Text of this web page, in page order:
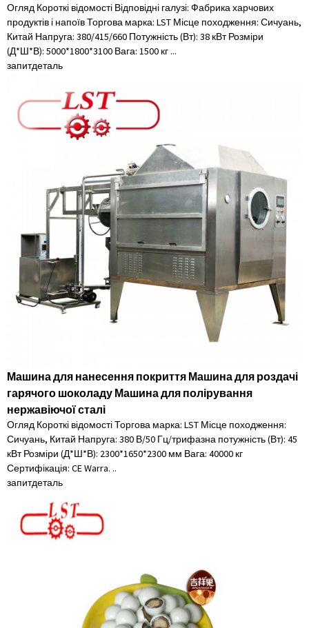
Огляд Короткі відомості Відповідні галузі: Фабрика харчових
продуктів і напоїв Торгова марка: LST Місце походження: Сичуань,
Китай Напруга: 380/415/660 Потужність (Вт): 38 кВт Розміри
(Д*Ш*В): 5000*1800*3100 Вага: 1500 кг ...
запитдеталь
Машина для нанесення покриття Машина для роздачі
гарячого шоколаду Машина для полірування
нержавіючої сталі
Огляд Короткі відомості Торгова марка: LST Місце походження:
Сичуань, Китай Напруга: 380 В/50 Гц/трифазна потужність (Вт): 45
кВт Розміри (Д*Ш*В): 2300*1650*2300 мм Вага: 40000 кг
Сертифікація: CE Warra. ..
запитдеталь